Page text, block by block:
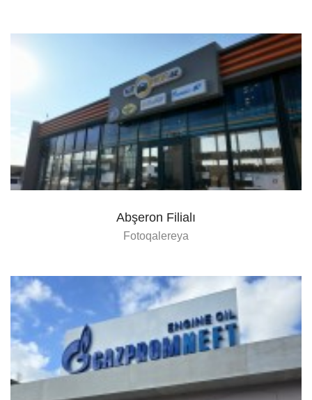
Abşeron Filialı
Fotoqalereya